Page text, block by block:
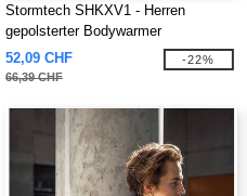
Stormtech SHKXV1 - Herren
gepolsterter Bodywarmer
52,09 CHF
66,39 CHF
-22%